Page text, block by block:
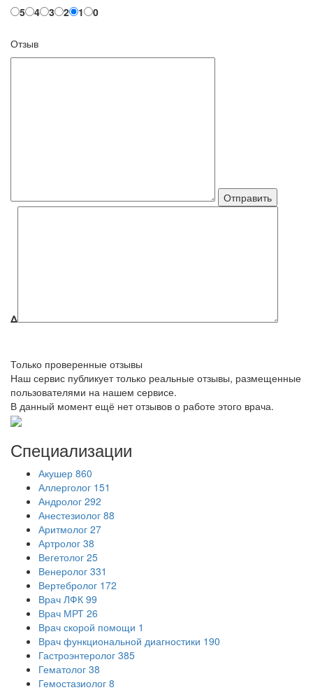
5 4 3 2 1 0
Отзыв
Δ
Только проверенные отзывы
Наш сервис публикует только реальные отзывы, размещенные
пользователями на нашем сервисе.
В данный момент ещё нет отзывов о работе этого врача.
Специализации
Акушер 860
Аллерголог 151
Андролог 292
Анестезиолог 88
Аритмолог 27
Артролог 38
Вегетолог 25
Венеролог 331
Вертебролог 172
Врач ЛФК 99
Врач МРТ 26
Врач скорой помощи 1
Врач функциональной диагностики 190
Гастроэнтеролог 385
Гематолог 38
Гемостазиолог 8